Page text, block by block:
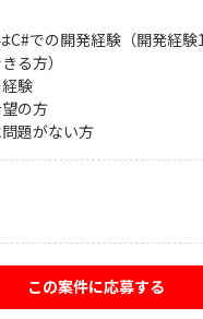
C#での開発経験（開発経
る方）
験
の方
題がない方
この案件に応募する